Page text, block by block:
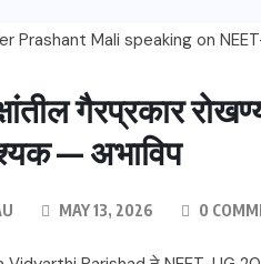
गैरप्रकार
— अभाविप
MAY 13, 2026 0